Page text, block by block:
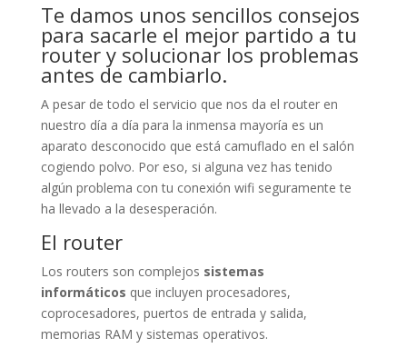
Te damos unos sencillos consejos
para sacarle el mejor partido a tu
router y solucionar los problemas
antes de cambiarlo.
A pesar de todo el servicio que nos da el router en
nuestro día a día para la inmensa mayoría es un
aparato desconocido que está camuflado en el salón
cogiendo polvo. Por eso, si alguna vez has tenido
algún problema con tu conexión wifi seguramente te
ha llevado a la desesperación.
El router
Los routers son complejos sistemas
informáticos que incluyen procesadores,
coprocesadores, puertos de entrada y salida,
memorias RAM y sistemas operativos.